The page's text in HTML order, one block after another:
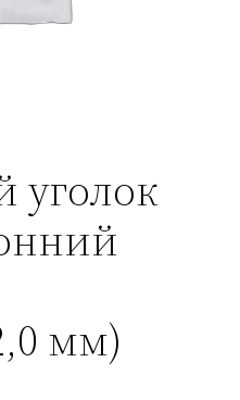
уголок
мм)